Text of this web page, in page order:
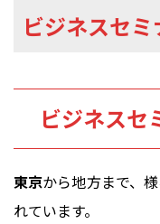
ビジネスセ
ビジネスセ
東京から地方まで、
れています。